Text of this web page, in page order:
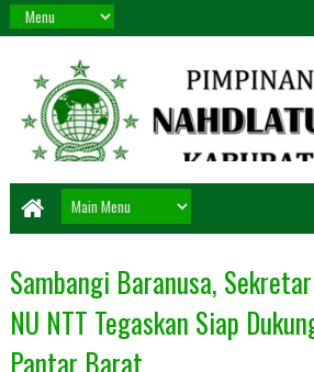
Sambangi Baranusa,
NU NTT Tegaskan Siap
Pantar Barat